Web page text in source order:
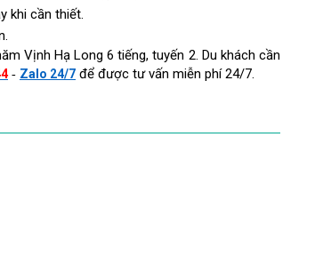
khi cần thiết.
Vịnh Hạ Long 6 tiếng, tuyến 2. Du khách cần
- Zalo 24/7 để được tư vấn miễn phí 24/7.